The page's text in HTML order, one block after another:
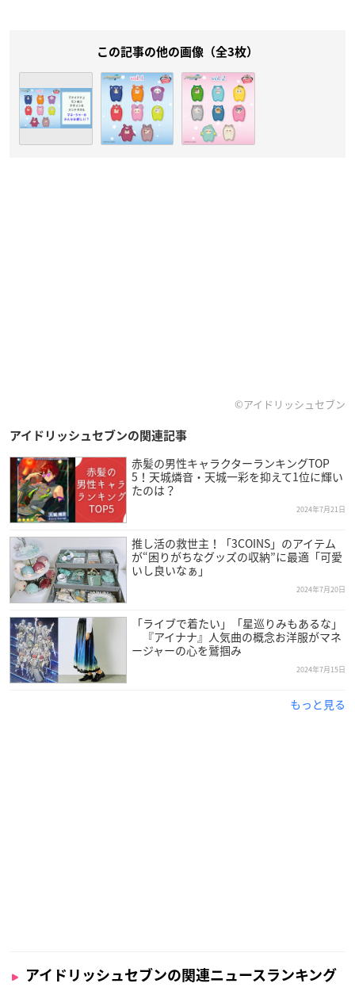
この記事の他の画像（全3枚）
©アイドリッシュセブン
アイドリッシュセブンの関連記事
赤髪の男性キャラクターランキングTOP
5！天城燐音・天城一彩を抑えて1位に輝い
たのは？
2024年7月21日
推し活の救世主！「3COINS」のアイテム
が“困りがちなグッズの収納”に最適「可愛
いし良いなぁ」
2024年7月20日
「ライブで着たい」「星巡りみもあるな」
『アイナナ』人気曲の概念お洋服がマネ
ージャーの心を鷲掴み
2024年7月15日
もっと見る
アイドリッシュセブンの関連ニュースランキング